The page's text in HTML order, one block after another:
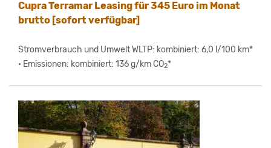
Cupra Terramar Leasing für 345 Euro im Monat
brutto [sofort verfügbar]
Stromverbrauch und Umwelt WLTP: kombiniert: 6,0 l/100 km*
• Emissionen: kombiniert: 136 g/km CO2*